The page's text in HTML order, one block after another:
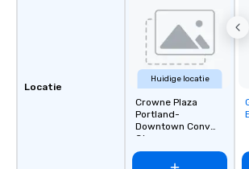
Locatie
Huidige locatie
Crowne Plaza
Portland-
Downtown Conv
Ctr